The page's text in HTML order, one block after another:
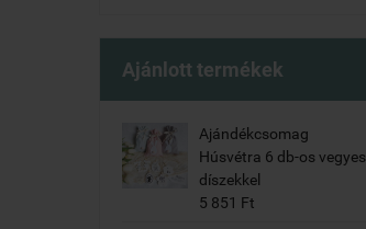
Ajánlott termékek
Ajándékcsomag
Húsvétra 6 db-os vegyes
díszekkel
5 851 Ft